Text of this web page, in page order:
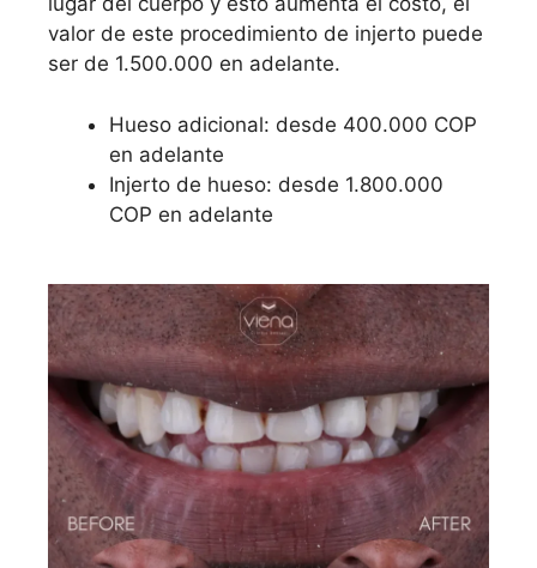
valor de este procedimiento de injerto puede
ser de 1.500.000 en adelante.
Hueso adicional: desde 400.000 COP
en adelante
Injerto de hueso: desde 1.800.000
COP en adelante